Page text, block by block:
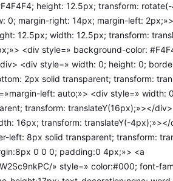
height: 12.5px; transform:
0; margin-right: 14px; margin-left:
12.5px; width: 12.5px; transform:
<div style=» background-color:
<div style=» width: 0; height: 0;
2px solid transparent; transform:
left: auto;»> <div style=» width:
transform: translateY(16px);»></
16px; transform: translateY(-
left: 8px solid transparent; transform:
0 0 0; padding:0 4px;»> <a
» style=» color:#000; font-